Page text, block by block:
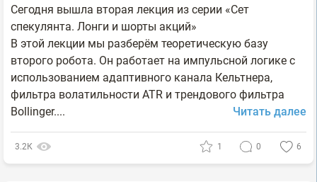
Сегодня вышла вторая лекция из серии «Сет
спекулянта. Лонги и шорты акций»
В этой лекции мы разберём теоретическую базу
второго робота. Он работает на импульсной логике с
использованием адаптивного канала Кельтнера,
фильтра волатильности ATR и трендового фильтра
Bollinger....
Читать далее
3.2К 1 0 6